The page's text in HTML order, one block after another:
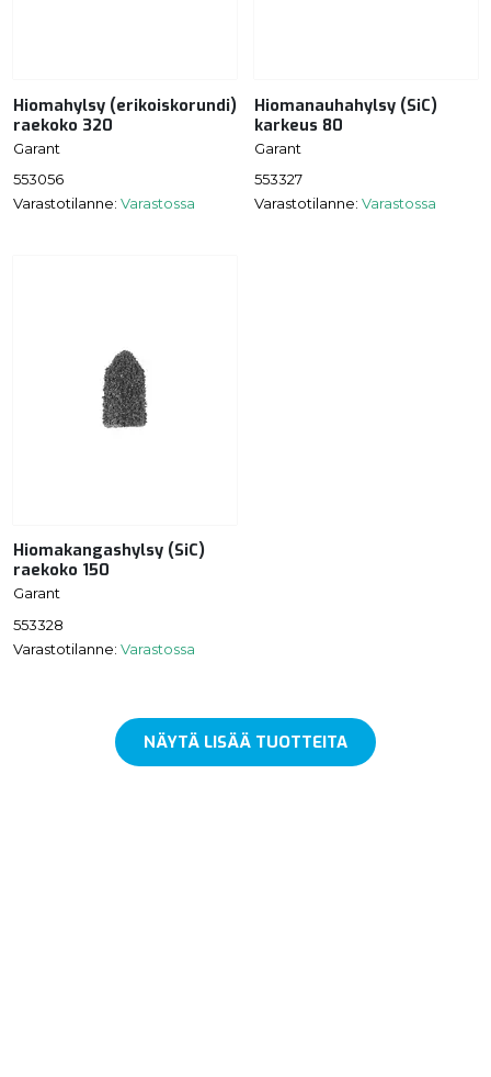
Hiomahylsy (erikoiskorundi)
raekoko 320
Garant
553056
Varastotilanne: Varastossa
Hiomanauhahylsy (SiC)
karkeus 80
Garant
553327
Varastotilanne: Varastossa
Hiomakangashylsy (SiC)
raekoko 150
Garant
553328
Varastotilanne: Varastossa
NÄYTÄ LISÄÄ TUOTTEITA